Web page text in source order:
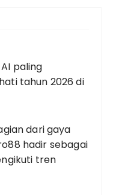
paling
tahun 2026 di
dari gaya
hadir sebagai
tren